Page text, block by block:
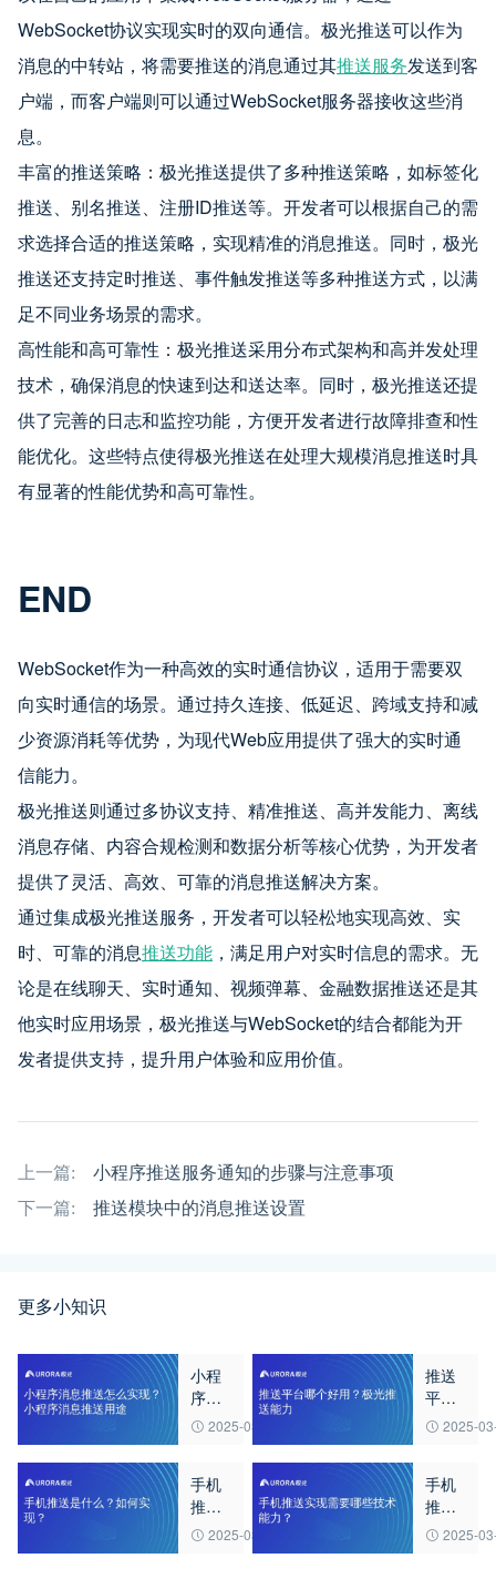
WebSocket协议实现实时的双向通信。极光推送可以作为
消息的中转站，将需要推送的消息通过其推送服务发送到客
户端，而客户端则可以通过WebSocket服务器接收这些消
息。
丰富的推送策略：极光推送提供了多种推送策略，如标签化
推送、别名推送、注册ID推送等。开发者可以根据自己的需
求选择合适的推送策略，实现精准的消息推送。同时，极光
推送还支持定时推送、事件触发推送等多种推送方式，以满
足不同业务场景的需求。
高性能和高可靠性：极光推送采用分布式架构和高并发处理
技术，确保消息的快速到达和送达率。同时，极光推送还提
供了完善的日志和监控功能，方便开发者进行故障排查和性
能优化。这些特点使得极光推送在处理大规模消息推送时具
有显著的性能优势和高可靠性。
END
WebSocket作为一种高效的实时通信协议，适用于需要双
向实时通信的场景。通过持久连接、低延迟、跨域支持和减
少资源消耗等优势，为现代Web应用提供了强大的实时通
信能力。
极光推送则通过多协议支持、精准推送、高并发能力、离线
消息存储、内容合规检测和数据分析等核心优势，为开发者
提供了灵活、高效、可靠的消息推送解决方案。
通过集成极光推送服务，开发者可以轻松地实现高效、实
时、可靠的消息推送功能 ，满足用户对实时信息的需求。无
论是在线聊天、实时通知、视频弹幕、金融数据推送还是其
他实时应用场景，极光推送与WebSocket的结合都能为开
发者提供支持，提升用户体验和应用价值。
上一篇:
小程序推送服务通知的步骤与注意事项
下一篇:
推送模块中的消息推送设置
更多小知识
小程
序消
息推
现？
小程
序消
2025-03-20
推送
平台
哪个
极光
推送
能力
2025-
手机
推送
是什2025-03-20
手机
推送
实现2025-